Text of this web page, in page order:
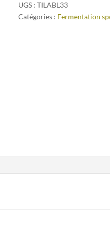
UGS : TILABL33
Catégories : Fermentation